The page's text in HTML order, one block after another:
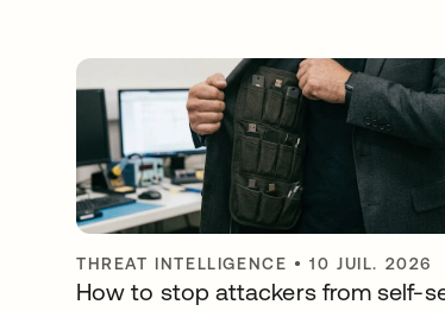
THREAT INTELLIGENCE •10 JUIL. 2026
How to stop attackers from self-